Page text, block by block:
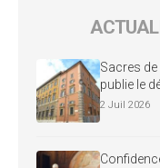
Sacres de
publie le
2 Juil 2026